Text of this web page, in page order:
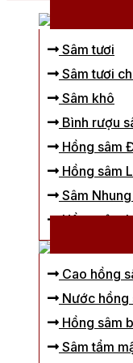
Sâm tươi
Sâm tươi
Sâm khô
Bình rượu
Hồng sâm
Hồng sâm
Sâm
Hồng sâm
Cao hồng
Nước hồng
Hồng sâm
Sâm tẩm